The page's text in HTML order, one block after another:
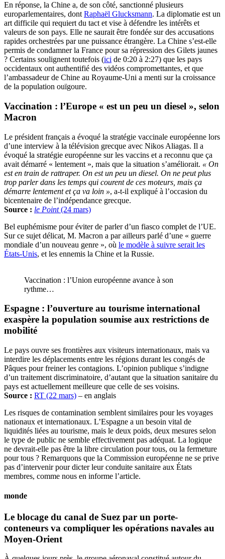
En réponse, la Chine a, de son côté, sanctionné plusieurs
europarlementaires, dont Raphaël Glucksmann. La diplomatie est un
art difficile qui requiert du tact et vise à défendre les intérêts et
valeurs de son pays. Elle ne saurait être fondée sur des accusations
rapides orchestrées par une puissance étrangère. La Chine s’est-elle
permis de condamner la France pour sa répression des Gilets jaunes
? Certains soulignent toutefois (ici de 0:20 à 2:27) que les pays
occidentaux ont authentifié des vidéos compromettantes, et que
l’ambassadeur de Chine au Royaume-Uni a menti sur la croissance
de la population ouïgoure.
Vaccination : l’Europe « est un peu un diesel », selon
Macron
Le président français a évoqué la stratégie vaccinale européenne lors
d’une interview à la télévision grecque avec Nikos Aliagas. Il a
évoqué la stratégie européenne sur les vaccins et a reconnu que ça
avait démarré « lentement », mais que la situation s’améliorait. « On
est en train de rattraper. On est un peu un diesel. On ne peut plus
trop parler dans les temps qui courent de ces moteurs, mais ça
démarre lentement et ça va loin », a-t-il expliqué à l’occasion du
bicentenaire de l’indépendance grecque.
Source : le Point(24 mars)
Bel euphémisme pour éviter de parler d’un fiasco complet de l’UE.
Sur ce sujet délicat, M. Macron a par ailleurs parlé d’une « guerre
mondiale d’un nouveau genre », où le modèle à suivre serait les
États-Unis, et les ennemis la Chine et la Russie.
Vaccination : l’Union européenne avance à son
rythme…
Espagne : l’ouverture au tourisme international
exaspère la population soumise aux restrictions de
mobilité
Le pays ouvre ses frontières aux visiteurs internationaux, mais va
interdire les déplacements entre les régions durant les congés de
Pâques pour freiner les contagions. L’opinion publique s’indigne
d’un traitement discriminatoire, d’autant que la situation sanitaire du
pays est actuellement meilleure que celle de ses voisins.
Source : RT (22 mars) – en anglais
Les risques de contamination semblent similaires pour les voyages
nationaux et internationaux. L’Espagne a un besoin vital de
liquidités liées au tourisme, mais le deux poids, deux mesures selon
le type de public ne semble effectivement pas adéquat. La logique
ne devrait-elle pas être la libre circulation pour tous, ou la fermeture
pour tous ? Remarquons que la Commission européenne ne se prive
pas d’intervenir pour dicter leur conduite sanitaire aux États
membres, comme nous en informe l’article.
monde
Le blocage du canal de Suez par un porte-
conteneurs va compliquer les opérations navales au
Moyen-Orient